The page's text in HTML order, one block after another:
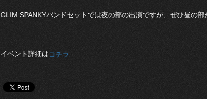
GLIM SPANKYバンドセットでは夜の部の出演ですが、ぜひ昼の部
イベント詳細はコチラ